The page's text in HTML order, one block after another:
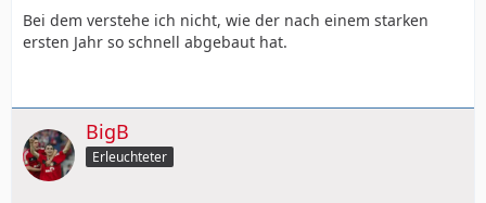
Bei dem verstehe ich nicht, wie der nach einem starken
ersten Jahr so schnell abgebaut hat.
BigB
Erleuchteter